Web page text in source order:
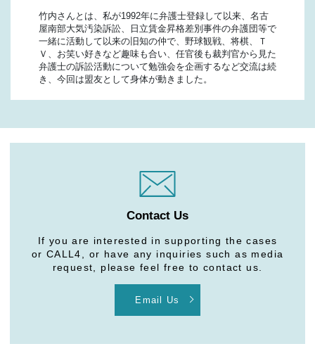
竹内さんとは、私が1992年に弁護士登録して以来、名古
屋南部大気汚染訴訟、日立賃金昇格差別事件の弁護団等で
一緒に活動して以来の旧知の仲で、野球観戦、将棋、Ｔ
Ｖ、お笑い好きなど趣味も合い、任官後も裁判官から見た
弁護士の訴訟活動について勉強会を企画するなど交流は続
き、今回は盟友として身体が動きました。
Contact Us
If you are interested in supporting the cases
or CALL4, or have any inquiries such as media
request, please feel free to contact us.
Email Us